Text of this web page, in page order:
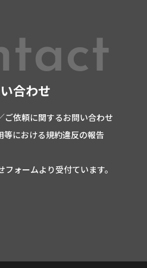
合わせ
ご依頼に関するお問い合わせ
等における規約違反の報告
ォームより受付ています。